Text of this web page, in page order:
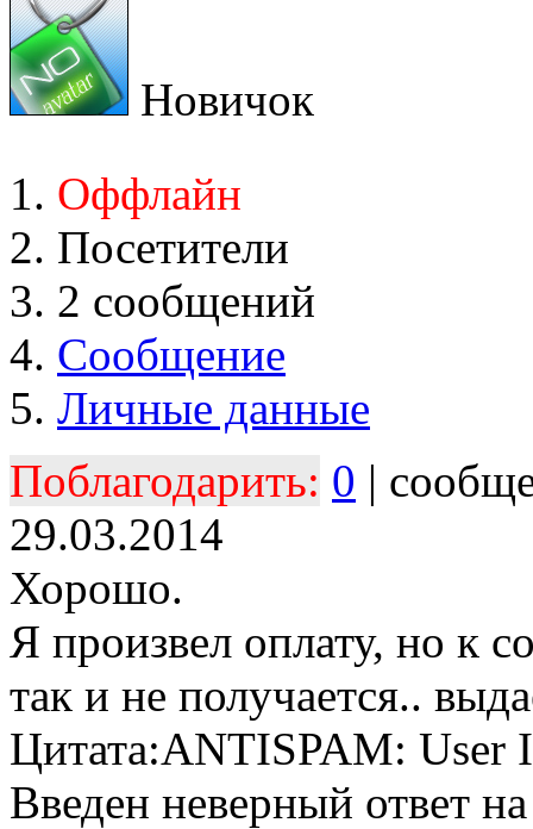
Новичок
Оффлайн
Посетители
2 сообщений
Сообщение
Личные данные
Поблагодарить: 0 |
29.03.2014
Хорошо.
Я произвел оплату, но к
так и не получается..
Цитата:ANTISPAM: User
Введен неверный ответ